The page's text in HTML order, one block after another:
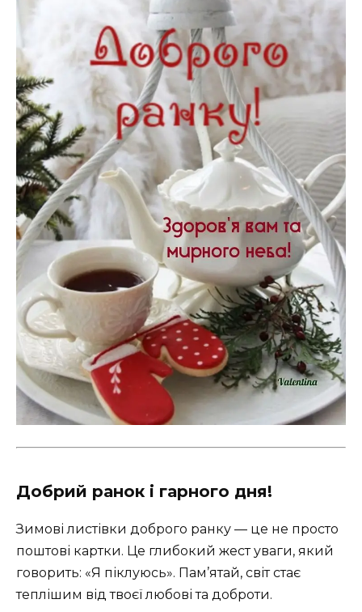
Добрий ранок і гарного дня!
Зимові листівки доброго ранку — це не просто
поштові картки. Це глибокий жест уваги, який
говорить: «Я піклуюсь». Пам’ятай, світ стає
теплішим від твоєї любові та доброти.